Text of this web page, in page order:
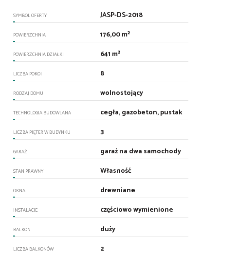
SYMBOL OFERTY JASP-DS-2018
POWIERZCHNIA 176,00 m²
POWIERZCHNIA DZIAŁKI 641 m²
LICZBA POKOI 8
RODZAJ DOMU wolnostojący
TECHNOLOGIA BUDOWLANA cegła, gazobeton, pustak
LICZBA PIĘTER W BUDYNKU 3
GARAŻ garaż na dwa samochody
STAN PRAWNY Własność
OKNA drewniane
INSTALACJE częściowo wymienione
BALKON duży
LICZBA BALKONÓW 2